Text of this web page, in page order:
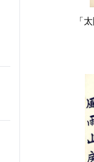
「